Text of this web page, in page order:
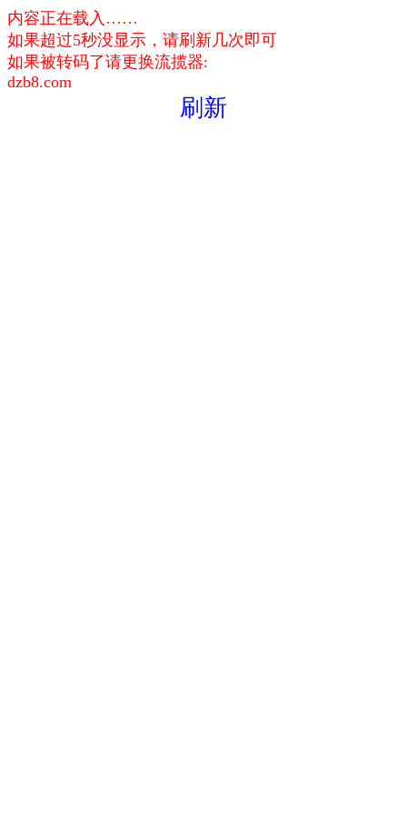
内容正在载入……
如果超过5秒没显示，请刷新几次即可
如果被转码了请更换流揽器:
dzb8.com
刷新